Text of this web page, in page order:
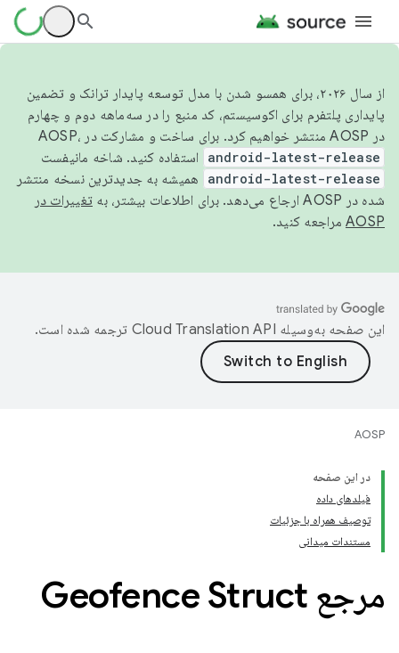
از سال ۲۰۲۶، برای همسو شدن با مدل توسعه پایدار ترانک و تضمین
پایداری پلتفرم برای اکوسیستم، کد منبع را در سه‌ماهه دوم و چهارم
در AOSP منتشر خواهیم کرد. برای ساخت و مشارکت در AOSP،
android-latest-release استفاده کنید. شاخه مانیفست
android-latest-release
همیشه به جدیدترین نسخه منتشر
شده در AOSP ارجاع می‌دهد. برای اطلاعات بیشتر، به
تغییرات در
AOSP مراجعه کنید.
این صفحه به‌وسیله ترجمه شده است.
AOSP
در این صفحه
فیلدهای داده
توصیف همراه با جزئیات
مستندات میدانی
مرجع Geofence Struct